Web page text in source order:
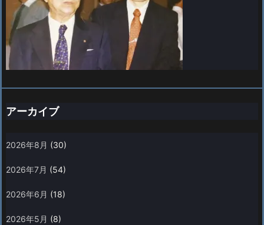
アーカイブ
2026年8月 (30)
2026年7月 (54)
2026年6月 (18)
2026年5月 (8)